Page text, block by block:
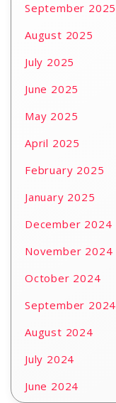
September 2025
August 2025
July 2025
June 2025
May 2025
April 2025
February 2025
January 2025
December 2024
November 2024
October 2024
September 2024
August 2024
July 2024
June 2024